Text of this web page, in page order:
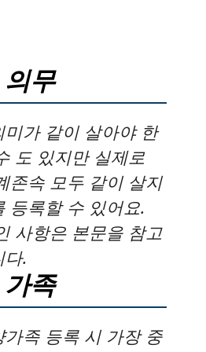
무
가 같이 살아야 한
도 있지만 실제로
존속 모두 같이 살지
등록할 수 있어요.
사항은 본문을 참고
.
족
가족 등록 시 가장 중